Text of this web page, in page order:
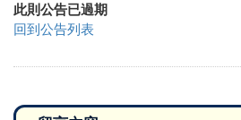
此則公告已過期
回到公告列表